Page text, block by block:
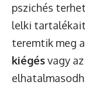
pszichés
lelki
teremtik meg
kiégésvagy